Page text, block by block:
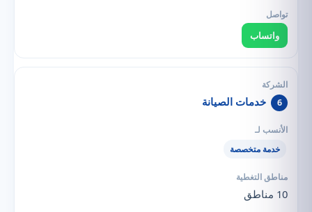
واتساب
6 خدمات الصيانة
خدمة متخصصة
10 مناطق